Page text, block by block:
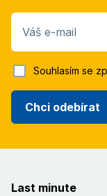
Váš e-mail
Chci odebírat
Souhlasím se
Last minute